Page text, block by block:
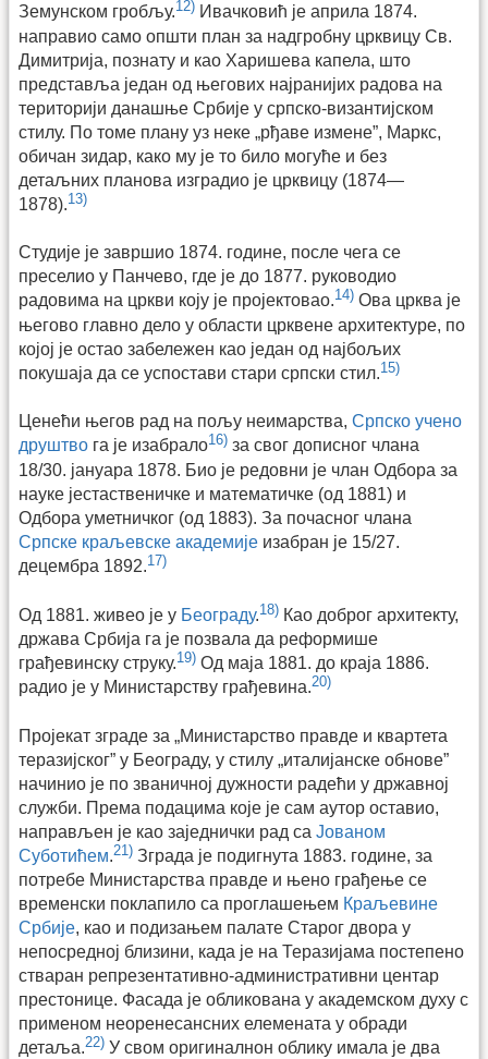
Земунском гробљу.12) Ивачковић је априла 1874.
направио само општи план за надгробну црквицу Св.
Димитрија, познату и као Харишева капела, што
представља један од његових најранијих радова на
територији данашње Србије у српско-византијском
стилу. По томе плану уз неке „рђаве измене”, Маркс,
обичан зидар, како му је то било могуће и без
детаљних планова изградио је црквицу (1874—
1878).13)
Студије је завршио 1874. године, после чега се
преселио у Панчево, где је до 1877. руководио
радовима на цркви коју је пројектовао.14) Ова црква је
његово главно дело у области црквене архитектуре, по
којој је остао забележен као један од најбољих
покушаја да се успостави стари српски стил.15)
Ценећи његов рад на пољу неимарства, Српско учено
друштво га је изабрало16) за свог дописног члана
18/30. јануара 1878. Био је редовни је члан Одбора за
науке јестаственичке и математичке (од 1881) и
Одбора уметничког (од 1883). За почасног члана
Српске краљевске академије изабран је 15/27.
децембра 1892.17)
Од 1881. живео је у Београду.18) Као доброг архитекту,
држава Србија га је позвала да реформише
грађевинску струку.19) Од маја 1881. до краја 1886.
радио је у Министарству грађевина.20)
Пројекат зграде за „Министарство правде и квартета
теразијског” у Београду, у стилу „италијанске обнове”
начинио је по званичној дужности радећи у државној
служби. Према подацима које је сам аутор оставио,
направљен је као заједнички рад са Јованом
Суботићем.21) Зграда је подигнута 1883. године, за
потребе Министарства правде и њено грађење се
временски поклапило са проглашењем Краљевине
Србије, као и подизањем палате Старог двора у
непосредној близини, када је на Теразијама постепено
стваран репрезентативно-административни центар
престонице. Фасада је обликована у академском духу с
применом неоренесансних елемената у обради
детаља.22) У свом оригиналнон облику имала је два